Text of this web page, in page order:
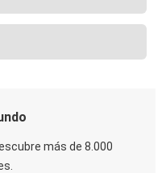
más de 8.000